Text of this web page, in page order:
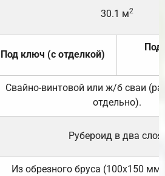
30.1 м2
Под ключ (с отделкой)
Под
Свайно-винтовой или ж/б сваи
отдельно).
Рубероид в два слоя.
Из обрезного бруса (100х150